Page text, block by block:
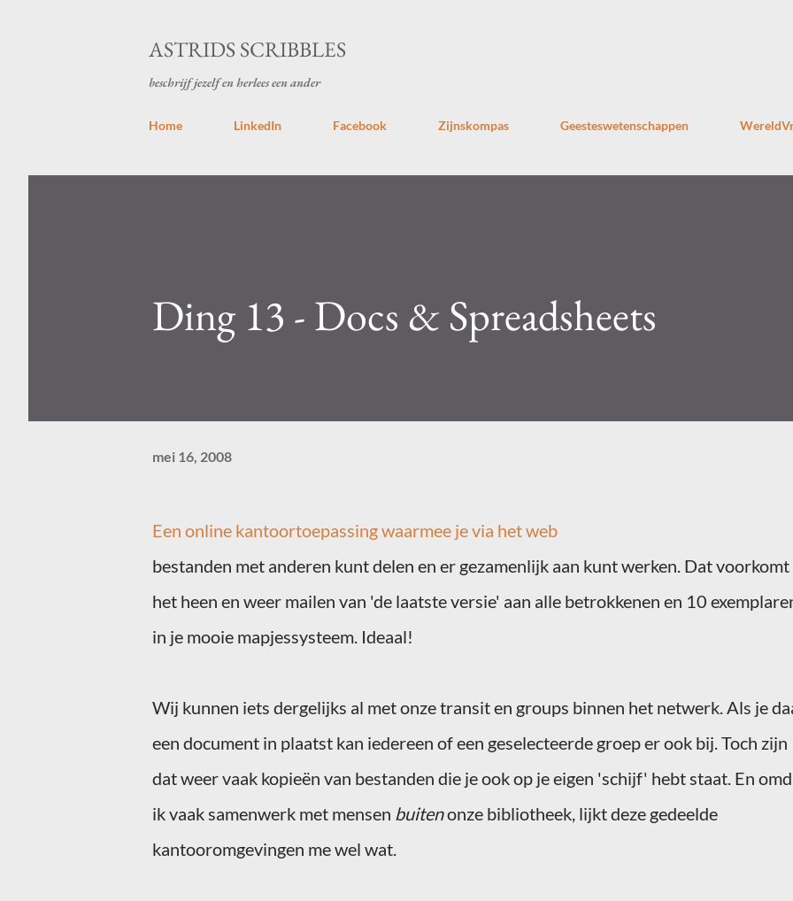
ASTRIDS SCRIBBLES
beschrijf jezelf en herlees een ander
Home LinkedIn Facebook Zijnskompas Geesteswetenschappen
Ding 13 - Docs & Spreadsheets
mei 16, 2008
Een online kantoortoepassingwaarmee je via het web
bestanden met anderen kunt delen en er gezamenlijk aan kunt werken. Dat voorkomt
het heen en weer mailen van 'de laatste versie' aan alle betrokkenen en 10
in je mooie mapjessysteem. Ideaal!
Wij kunnen iets dergelijks al met onze transit en groups binnen het netwerk. Als je
een document in plaatst kan iedereen of een geselecteerde groep er ook bij. Toch zijn
dat weer vaak kopieën van bestanden die je ook op je eigen 'schijf' hebt staat. En
ik vaak samenwerk met mensen buitenonze bibliotheek, lijkt deze gedeelde
kantooromgevingen me wel wat.